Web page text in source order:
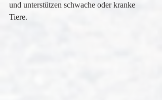
und unterstützen schwache oder kranke
Tiere.